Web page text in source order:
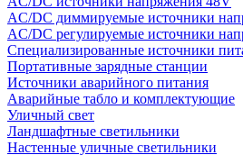
AC/DC диммируемые источники
AC/DC регулируемые источники
Специализированные источники
Портативные зарядные станции
Источники аварийного питания
Аварийные табло и комплектующие
Уличный свет
Ландшафтные светильники
Настенные уличные светильники